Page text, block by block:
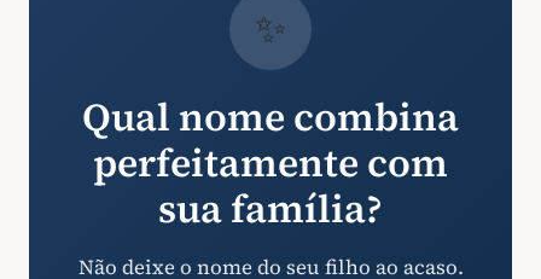
✨
Qual nome combina
perfeitamente com
sua família?
Não deixe o nome do seu filho ao acaso.